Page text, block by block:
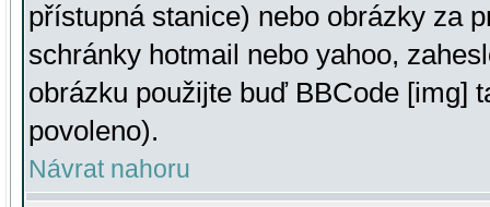
přístupná stanice) nebo obrázky za
schránky hotmail nebo yahoo,
obrázku použijte buď BBCode [img]
povoleno).
Návrat nahoru